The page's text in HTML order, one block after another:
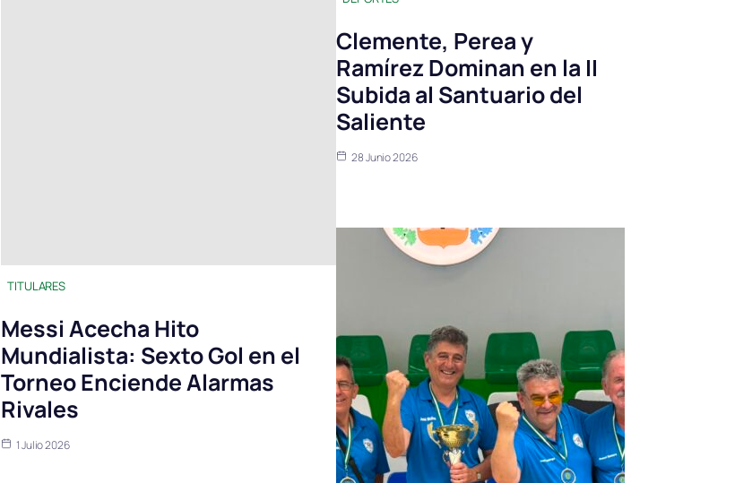
TITULARES
Messi Acecha Hito
Mundialista: Sexto Gol en el
Torneo Enciende Alarmas
Rivales
1 Julio 2026
Clemente, Perea y
Ramírez Dominan en la II
Subida al Santuario del
Saliente
28 Junio 2026